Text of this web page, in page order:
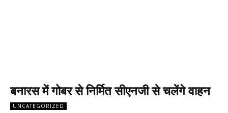
बनारस में गोबर से निर्मित सीएनजी से चलेंगे वाहन
UNCATEGORIZED